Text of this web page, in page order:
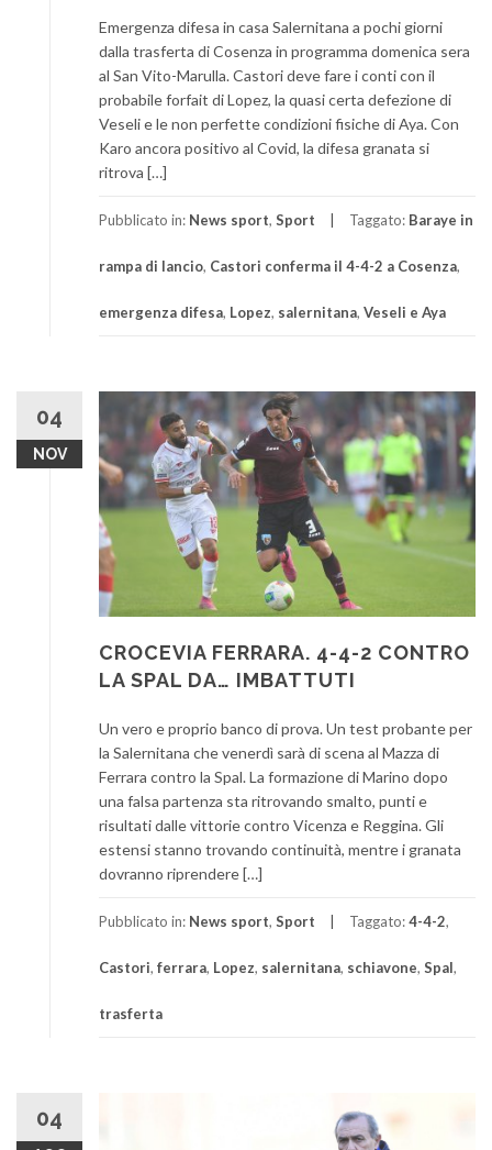
Emergenza difesa in casa Salernitana a pochi giorni
dalla trasferta di Cosenza in programma domenica sera
al San Vito-Marulla. Castori deve fare i conti con il
probabile forfait di Lopez, la quasi certa defezione di
Veseli e le non perfette condizioni fisiche di Aya. Con
Karo ancora positivo al Covid, la difesa granata si
ritrova […]
Pubblicato in: News sport, Sport Taggato: Baraye in
rampa di lancio, Castori conferma il 4-4-2 a Cosenza,
emergenza difesa, Lopez, salernitana, Veseli e Aya
04
NOV
CROCEVIA FERRARA. 4-4-2 CONTRO
LA SPAL DA… IMBATTUTI
Un vero e proprio banco di prova. Un test probante per
la Salernitana che venerdì sarà di scena al Mazza di
Ferrara contro la Spal. La formazione di Marino dopo
una falsa partenza sta ritrovando smalto, punti e
risultati dalle vittorie contro Vicenza e Reggina. Gli
estensi stanno trovando continuità, mentre i granata
dovranno riprendere […]
Pubblicato in: News sport, Sport Taggato:4-4-2,
Castori, ferrara, Lopez, salernitana, schiavone, Spal,
trasferta
04